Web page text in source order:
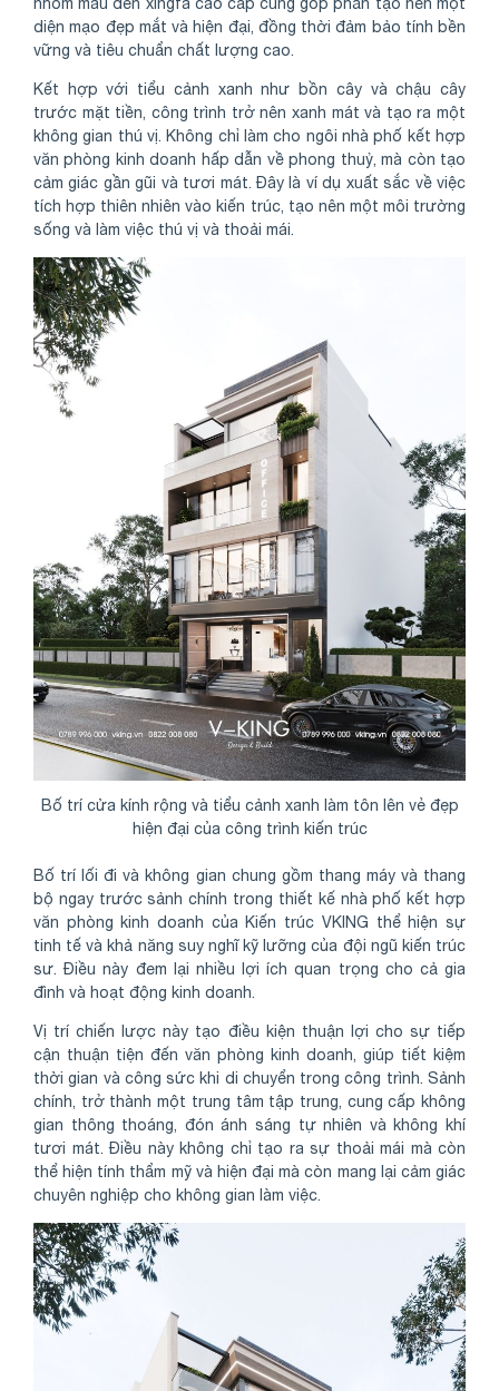
diện mạo đẹp mắt và hiện đại, đồng thời đảm bảo tính bền
vững và tiêu chuẩn chất lượng cao.
Kết hợp với tiểu cảnh xanh như bồn cây và chậu cây
trước mặt tiền, công trình trở nên xanh mát và tạo ra một
không gian thú vị. Không chỉ làm cho ngôi nhà phố kết hợp
văn phòng kinh doanh hấp dẫn về phong thuỷ, mà còn tạo
cảm giác gần gũi và tươi mát. Đây là ví dụ xuất sắc về việc
tích hợp thiên nhiên vào kiến trúc, tạo nên một môi trường
sống và làm việc thú vị và thoải mái.
Bố trí cửa kính rộng và tiểu cảnh xanh làm tôn lên vẻ đẹp
hiện đại của công trình kiến trúc
Bố trí lối đi và không gian chung gồm thang máy và thang
bộ ngay trước sảnh chính trong thiết kế nhà phố kết hợp
văn phòng kinh doanh của Kiến trúc VKING thể hiện sự
tinh tế và khả năng suy nghĩ kỹ lưỡng của đội ngũ kiến trúc
sư. Điều này đem lại nhiều lợi ích quan trọng cho cả gia
đình và hoạt động kinh doanh.
Vị trí chiến lược này tạo điều kiện thuận lợi cho sự tiếp
cận thuận tiện đến văn phòng kinh doanh, giúp tiết kiệm
thời gian và công sức khi di chuyển trong công trình. Sảnh
chính, trở thành một trung tâm tập trung, cung cấp không
gian thông thoáng, đón ánh sáng tự nhiên và không khí
tươi mát. Điều này không chỉ tạo ra sự thoải mái mà còn
thể hiện tính thẩm mỹ và hiện đại mà còn mang lại cảm giác
chuyên nghiệp cho không gian làm việc.